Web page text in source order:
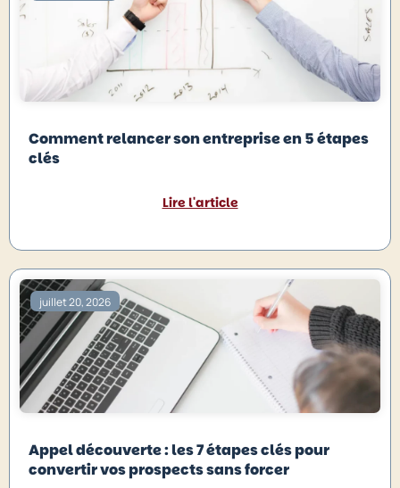
Comment relancer son entreprise en 5 étapes
clés
Lire l'article
juillet 20, 2026
Appel découverte : les 7 étapes clés pour
convertir vos prospects sans forcer